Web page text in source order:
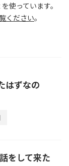
使っています。
ください。
はずなの
をして来た